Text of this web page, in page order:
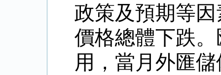
政策及預期等
價格總體下跌
用，當月外匯